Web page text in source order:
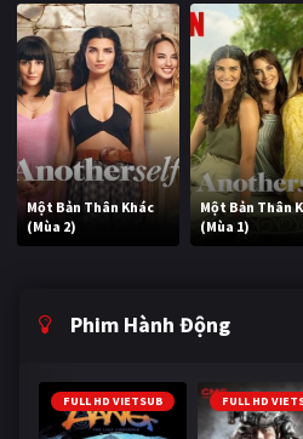
Một Bản Thân Khác
(Mùa 2)
Một Bản Thân
(Mùa 1)
Phim Hành Động
FULL HD VIETSUB FULL HD